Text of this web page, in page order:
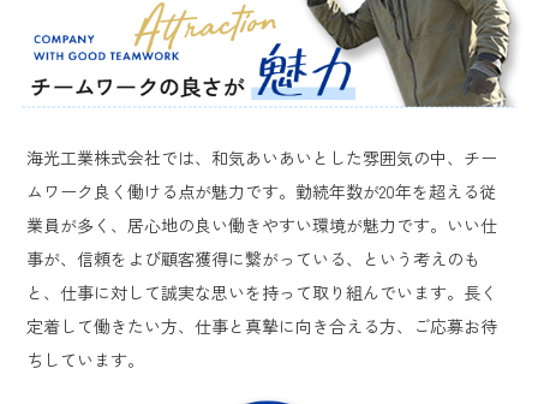
海光工業株式会社では、和気あいあいとした雰囲気の中、チー
ムワーク良く働ける点が魅力です。勤続年数が20年を超える従
業員が多く、居心地の良い働きやすい環境が魅力です。いい仕
事が、信頼をよび顧客獲得に繋がっている、という考えのも
と、仕事に対して誠実な思いを持って取り組んでいます。長く
定着して働きたい方、仕事と真摯に向き合える方、ご応募お待
ちしています。